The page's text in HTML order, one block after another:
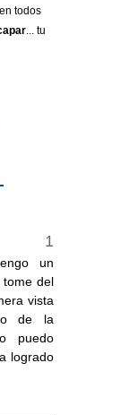
en todos
... tu
un
del
vista
de la
puedo
logrado